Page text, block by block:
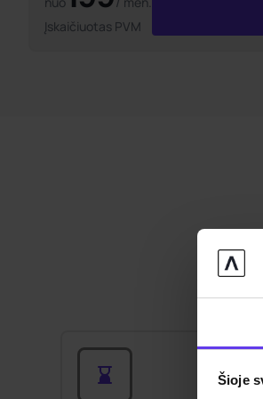
Šioje
Įskaičiuotas PVM